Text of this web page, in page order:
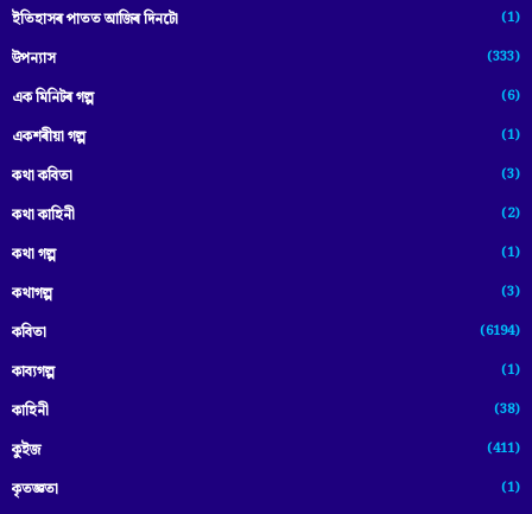
ইতিহাসৰ পাতত আজিৰ দিনটো (1)
উপন্যাস (333)
এক মিনিটৰ গল্প (6)
একশৰীয়া গল্প (1)
কথা কবিতা (3)
কথা কাহিনী (2)
কথা গল্প (1)
কথাগল্প (3)
কবিতা (6194)
কাব্যগল্প (1)
কাহিনী (38)
কুইজ (411)
কৃতজ্ঞতা (1)